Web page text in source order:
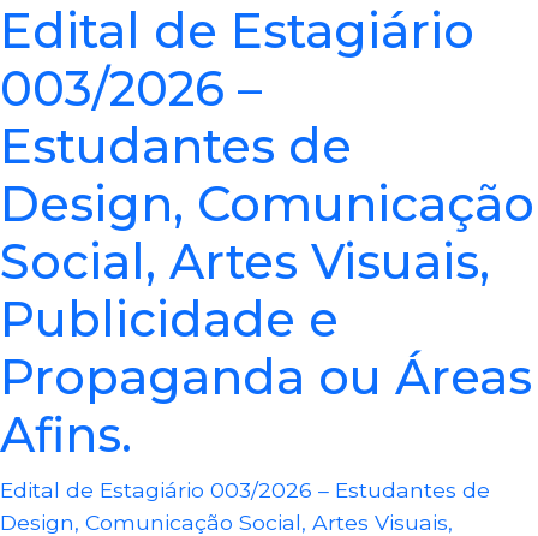
Edital de Estagiário
003/2026 –
Estudantes de
Design, Comunicação
Social, Artes Visuais,
Publicidade e
Propaganda ou Áreas
Afins.
Edital de Estagiário 003/2026 – Estudantes de
Design, Comunicação Social, Artes Visuais,